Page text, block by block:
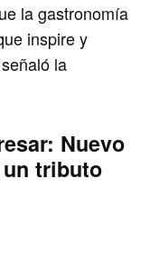
la gastronomía
inspire y
la
Nuevo
tributo